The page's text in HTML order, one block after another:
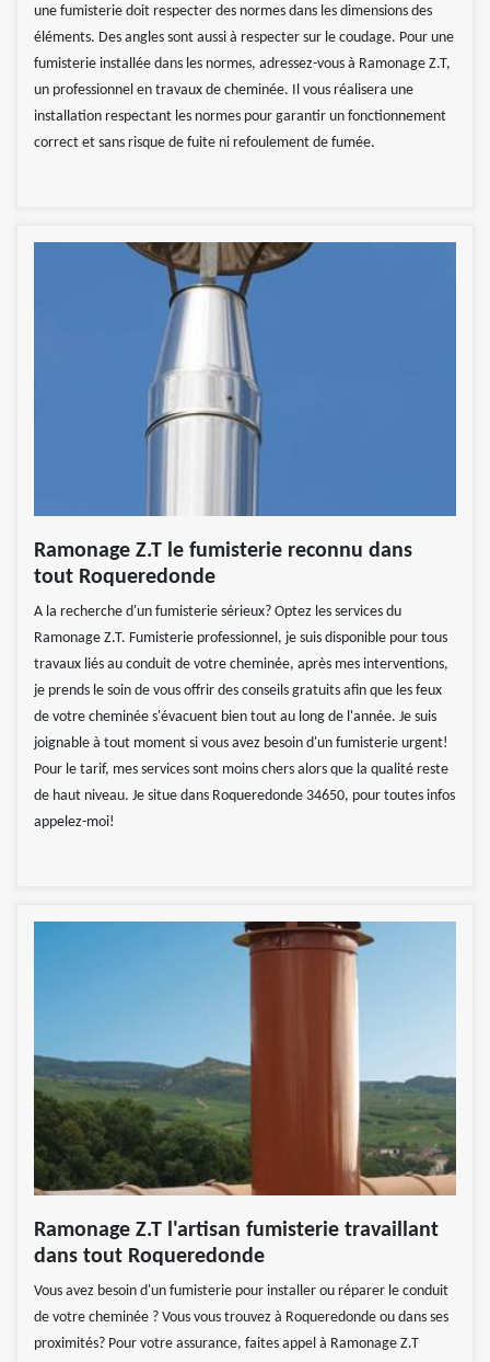
une fumisterie doit respecter des normes dans les dimensions des
éléments. Des angles sont aussi à respecter sur le coudage. Pour une
fumisterie installée dans les normes, adressez-vous à Ramonage Z.T,
un professionnel en travaux de cheminée. Il vous réalisera une
installation respectant les normes pour garantir un fonctionnement
correct et sans risque de fuite ni refoulement de fumée.
Ramonage Z.T le fumisterie reconnu dans
tout Roqueredonde
A la recherche d'un fumisterie sérieux? Optez les services du
Ramonage Z.T. Fumisterie professionnel, je suis disponible pour tous
travaux liés au conduit de votre cheminée, après mes interventions,
je prends le soin de vous offrir des conseils gratuits afin que les feux
de votre cheminée s'évacuent bien tout au long de l'année. Je suis
joignable à tout moment si vous avez besoin d'un fumisterie urgent!
Pour le tarif, mes services sont moins chers alors que la qualité reste
de haut niveau. Je situe dans Roqueredonde 34650, pour toutes infos
appelez-moi!
Ramonage Z.T l'artisan fumisterie travaillant
dans tout Roqueredonde
Vous avez besoin d'un fumisterie pour installer ou réparer le conduit
de votre cheminée ? Vous vous trouvez à Roqueredonde ou dans ses
proximités? Pour votre assurance, faites appel à Ramonage Z.T